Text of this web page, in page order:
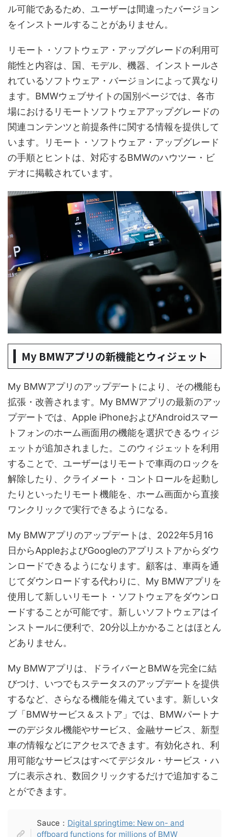
ル可能であるため、ユーザーは間違ったバージョン
をインストールすることがありません。
リモート・ソフトウェア・アップグレードの利用可
能性と内容は、国、モデル、機器、インストールさ
れているソフトウェア・バージョンによって異なり
ます。BMWウェブサイトの国別ページでは、各市
場におけるリモートソフトウェアアップグレードの
関連コンテンツと前提条件に関する情報を提供して
います。リモート・ソフトウェア・アップグレード
の手順とヒントは、対応するBMWのハウツー・ビ
デオに掲載されています。
My BMWアプリの新機能とウィジェット
My BMWアプリのアップデートにより、その機能も
拡張・改善されます。My BMWアプリの最新のアッ
プデートでは、Apple iPhoneおよびAndroidスマー
トフォンのホーム画面用の機能を選択できるウィジ
ェットが追加されました。このウィジェットを利用
することで、ユーザーはリモートで車両のロックを
解除したり、クライメート・コントロールを起動し
たりといったリモート機能を、ホーム画面から直接
ワンクリックで実行できるようになる。
My BMWアプリのアップデートは、2022年5月16
日からAppleおよびGoogleのアプリストアからダウ
ンロードできるようになります。顧客は、車両を通
じてダウンロードする代わりに、My BMWアプリを
使用して新しいリモート・ソフトウェアをダウンロ
ードすることが可能です。新しいソフトウェアはイ
ンストールに便利で、20分以上かかることはほとん
どありません。
My BMWアプリは、ドライバーとBMWを完全に結
びつけ、いつでもステータスのアップデートを提供
するなど、さらなる機能を備えています。新しいタ
ブ「BMWサービス＆ストア」では、BMWパートナ
ーのデジタル機能やサービス、金融サービス、新型
車の情報などにアクセスできます。有効化され、利
用可能なサービスはすべてデジタル・サービス・ハ
ブに表示され、数回クリックするだけで追加するこ
とができます。
Sauce： Digital springtime: New on- and
offboard functions for millions of BMW